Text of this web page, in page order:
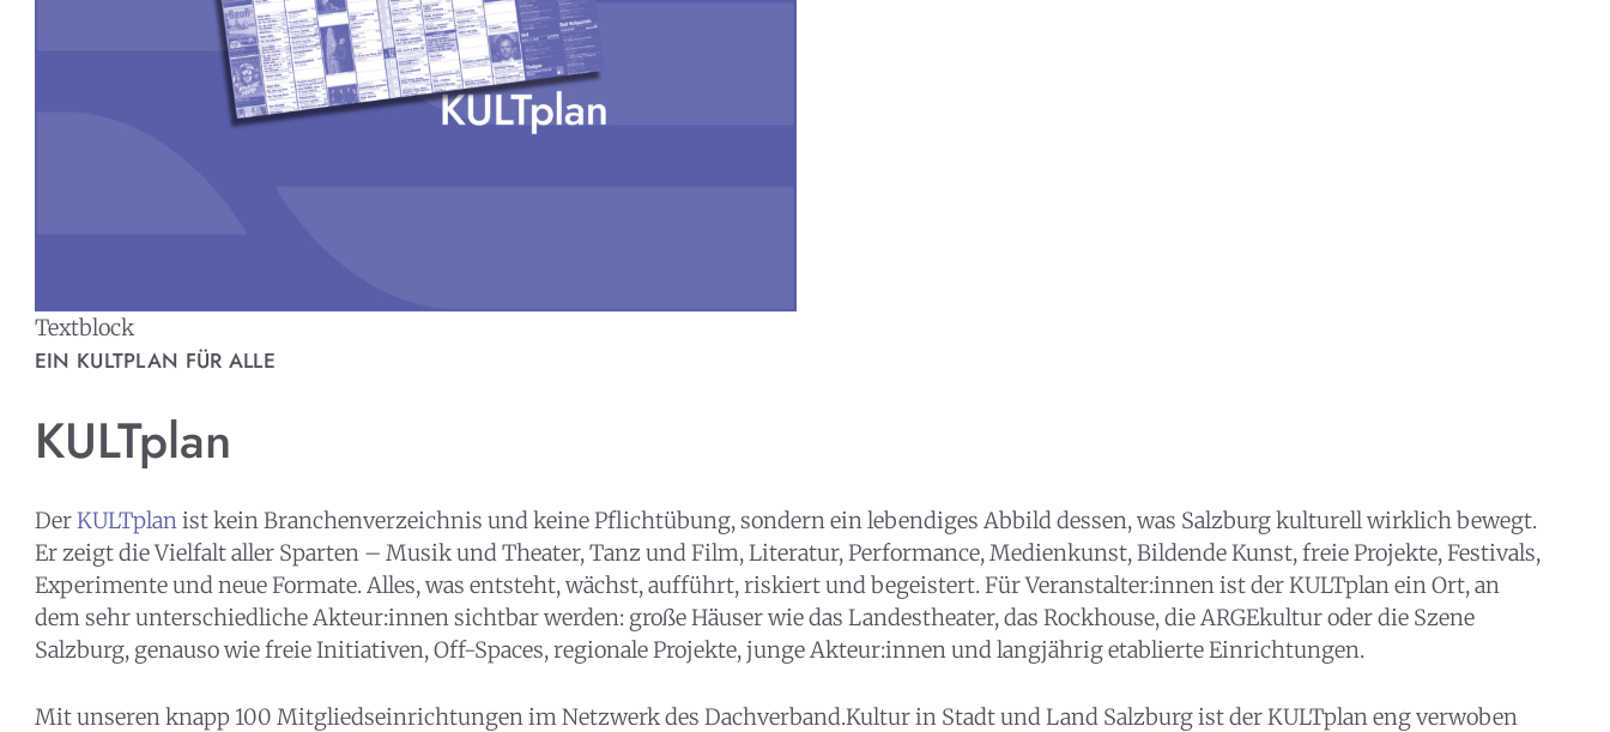
Textblock
EIN KULTPLAN FÜR ALLE
KULTplan
DerKULTplanist kein Branchenverzeichnis und keine Pflichtübung, sondern ein lebendiges Abbild dessen, was Salzburg kulturell wirklich bewegt.
Er zeigt die Vielfalt aller Sparten – Musik und Theater, Tanz und Film, Literatur, Performance, Medienkunst, Bildende Kunst, freie Projekte, Festivals,
Experimente und neue Formate. Alles, was entsteht, wächst, aufführt, riskiert und begeistert. Für Veranstalter:innen ist der KULTplan ein Ort, an
dem sehr unterschiedliche Akteur:innen sichtbar werden: große Häuser wie das Landestheater, das Rockhouse, die ARGEkultur oder die Szene
Salzburg, genauso wie freie Initiativen, Off-Spaces, regionale Projekte, junge Akteur:innen und langjährig etablierte Einrichtungen.
Mit unseren knapp 100 Mitgliedseinrichtungen im Netzwerk des Dachverband.Kultur in Stadt und Land Salzburg ist der KULTplan eng verwoben
Mitglieder
Medien
Kontakt SpendenImpressumDatenschutzLogin